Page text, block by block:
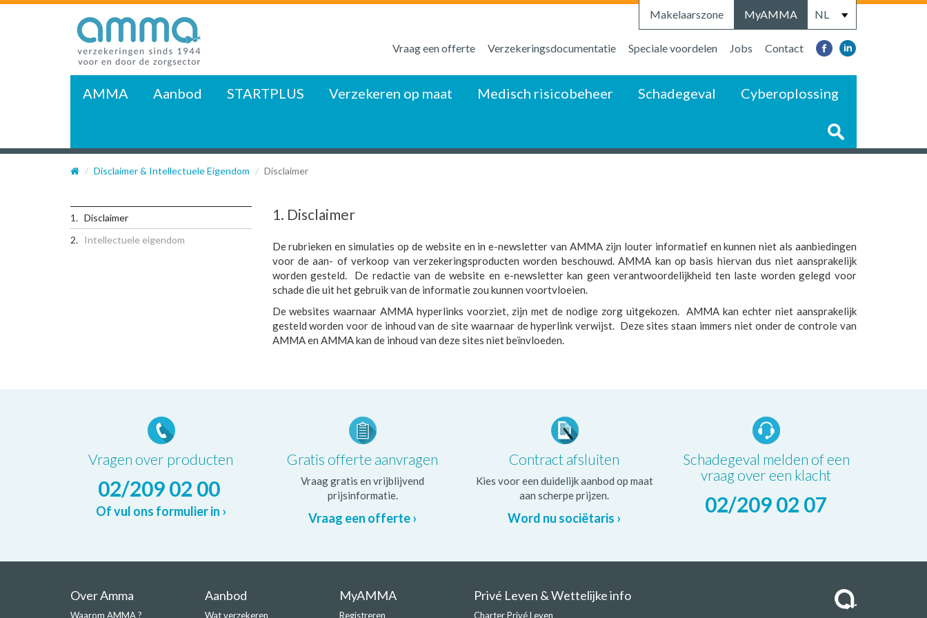
Makelaarszone MyAMMA
Vraag een offerte Verzekeringsdocumentatie Speciale voordelen Jobs Contact
AMMA Aanbod STARTPLUS Verzekeren op maat Medisch risicobeheer Schadegeval Cyberoplossing
Disclaimer & Intellectuele Eigendom Disclaimer
Disclaimer
Intellectuele eigendom
1. Disclaimer
De rubrieken en simulaties op de website en in e-newsletter van AMMA zijn louter informatief en kunnen niet als aanbiedingen
voor de aan- of verkoop van verzekeringsproducten worden beschouwd. AMMA kan op basis hiervan dus niet aansprakelijk
worden gesteld. De redactie van de website en e-newsletter kan geen verantwoordelijkheid ten laste worden gelegd voor
schade die uit het gebruik van de informatie zou kunnen voortvloeien.
De websites waarnaar AMMA hyperlinks voorziet, zijn met de nodige zorg uitgekozen. AMMA kan echter niet aansprakelijk
gesteld worden voor de inhoud van de site waarnaar de hyperlink verwijst. Deze sites staan immers niet onder de controle van
AMMA en AMMA kan de inhoud van deze sites niet beïnvloeden.
Vragen over producten
02/209 02 00
Of vul ons formulier in ›
Gratis offerte aanvragen
Vraag gratis en vrijblijvend
prijsinformatie.
Vraag een offerte ›
Contract afsluiten
Kies voor een duidelijk aanbod op maat
aan scherpe prijzen.
Word nu sociëtaris ›
Schadegeval melden of een
vraag over een klacht
02/209 02 07
Over Amma
Waarom AMMA ?
Aanbod
Wat verzekeren
MyAMMA
Registreren
Privé Leven & Wettelijke info
Charter Privé Leven